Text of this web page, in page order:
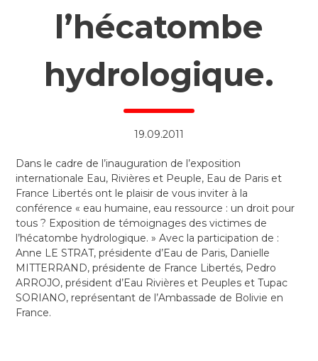
l’hécatombe
hydrologique.
19.09.2011
Dans le cadre de l’inauguration de l’exposition
internationale Eau, Rivières et Peuple, Eau de Paris et
France Libertés ont le plaisir de vous inviter à la
conférence « eau humaine, eau ressource : un droit pour
tous ? Exposition de témoignages des victimes de
l’hécatombe hydrologique. » Avec la participation de :
Anne LE STRAT, présidente d’Eau de Paris, Danielle
MITTERRAND, présidente de France Libertés, Pedro
ARROJO, président d’Eau Rivières et Peuples et Tupac
SORIANO, représentant de l’Ambassade de Bolivie en
France.